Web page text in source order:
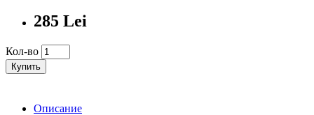
285 Lei
Кол-во
Купить
Описание